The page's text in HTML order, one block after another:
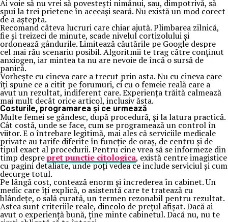
Ai voie să nu vrei să povestești nimănui, sau, dimpotrivă, să
spui la trei prietene în aceeași seară. Nu există un mod corect
de a aștepta.
Recomand câteva lucruri care chiar ajută. Plimbarea zilnică,
fie și treizeci de minute, scade nivelul cortizolului și
ordonează gândurile. Limitează căutările pe Google despre
cel mai rău scenariu posibil. Algoritmii te trag către conținut
anxiogen, iar mintea ta nu are nevoie de încă o sursă de
panică.
Vorbește cu cineva care a trecut prin asta. Nu cu cineva care
îți spune ce a citit pe forumuri, ci cu o femeie reală care a
avut un rezultat, indiferent care. Experiența trăită calmează
mai mult decât orice articol, inclusiv ăsta.
Costurile, programarea și ce urmează
Multe femei se gândesc, după procedură, și la latura practică.
Cât costă, unde se face, cum se programează un control în
viitor. E o întrebare legitimă, mai ales că serviciile medicale
private au tarife diferite în funcție de oraș, de centru și de
tipul exact al procedurii. Pentru cine vrea să se informeze din
timp desprepret punctie citologica, există centre imagistice
cu pagini detaliate, unde poți vedea ce include serviciul și cum
decurge totul.
Pe lângă cost, contează enorm și încrederea în cabinet. Un
medic care îți explică, o asistentă care te tratează cu
blândețe, o sală curată, un termen rezonabil pentru rezultat.
Astea sunt criteriile reale, dincolo de prețul afișat. Dacă ai
avut o experiență bună, ține minte cabinetul. Dacă nu, nu te